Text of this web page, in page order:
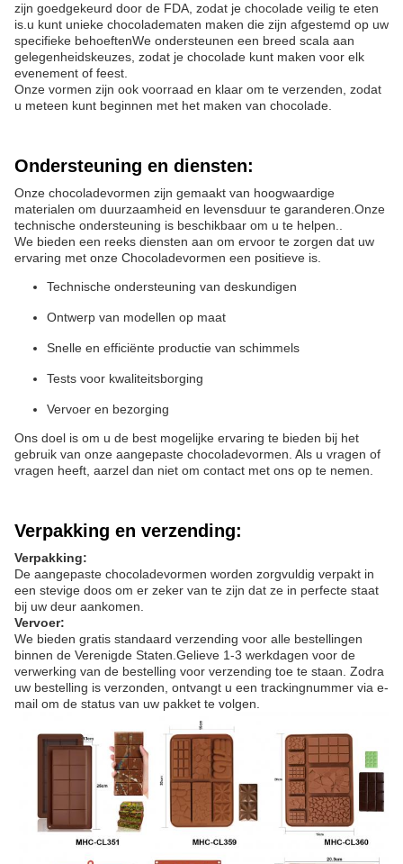
zijn goedgekeurd door de FDA, zodat je chocolade veilig te eten
is.u kunt unieke chocoladematen maken die zijn afgestemd op uw
specifieke behoeftenWe ondersteunen een breed scala aan
gelegenheidskeuzes, zodat je chocolade kunt maken voor elk
evenement of feest.
Onze vormen zijn ook voorraad en klaar om te verzenden, zodat
u meteen kunt beginnen met het maken van chocolade.
Ondersteuning en diensten:
Onze chocoladevormen zijn gemaakt van hoogwaardige
materialen om duurzaamheid en levensduur te garanderen.Onze
technische ondersteuning is beschikbaar om u te helpen..
We bieden een reeks diensten aan om ervoor te zorgen dat uw
ervaring met onze Chocoladevormen een positieve is.
Technische ondersteuning van deskundigen
Ontwerp van modellen op maat
Snelle en efficiënte productie van schimmels
Tests voor kwaliteitsborging
Vervoer en bezorging
Ons doel is om u de best mogelijke ervaring te bieden bij het
gebruik van onze aangepaste chocoladevormen. Als u vragen of
vragen heeft, aarzel dan niet om contact met ons op te nemen.
Verpakking en verzending:
Verpakking:
De aangepaste chocoladevormen worden zorgvuldig verpakt in
een stevige doos om er zeker van te zijn dat ze in perfecte staat
bij uw deur aankomen.
Vervoer:
We bieden gratis standaard verzending voor alle bestellingen
binnen de Verenigde Staten.Gelieve 1-3 werkdagen voor de
verwerking van de bestelling voor verzending toe te staan. Zodra
uw bestelling is verzonden, ontvangt u een trackingnummer via e-
mail om de status van uw pakket te volgen.